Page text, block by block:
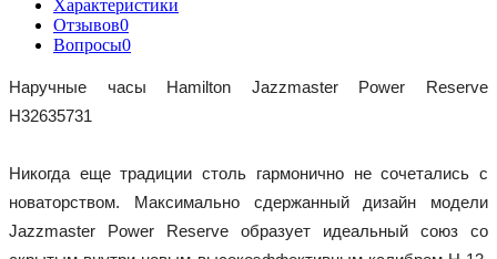
Характеристики
Отзывов0
Вопросы0
Наручные часы Hamilton Jazzmaster Power Reserve
H32635731
Никогда еще традиции столь гармонично не сочетались с
новаторством. Максимально сдержанный дизайн модели
Jazzmaster Power Reserve образует идеальный союз со